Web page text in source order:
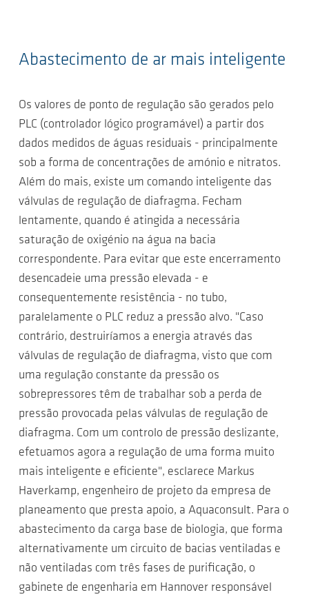
Abastecimento de ar mais inteligente
Os valores de ponto de regulação são gerados pelo
PLC (controlador lógico programável) a partir dos
dados medidos de águas residuais - principalmente
sob a forma de concentrações de amónio e nitratos.
Além do mais, existe um comando inteligente das
válvulas de regulação de diafragma. Fecham
lentamente, quando é atingida a necessária
saturação de oxigénio na água na bacia
correspondente. Para evitar que este encerramento
desencadeie uma pressão elevada - e
consequentemente resistência - no tubo,
paralelamente o PLC reduz a pressão alvo. "Caso
contrário, destruiríamos a energia através das
válvulas de regulação de diafragma, visto que com
uma regulação constante da pressão os
sobrepressores têm de trabalhar sob a perda de
pressão provocada pelas válvulas de regulação de
diafragma. Com um controlo de pressão deslizante,
efetuamos agora a regulação de uma forma muito
mais inteligente e eficiente", esclarece Markus
Haverkamp, engenheiro de projeto da empresa de
planeamento que presta apoio, a Aquaconsult. Para o
abastecimento da carga base de biologia, que forma
alternativamente um circuito de bacias ventiladas e
não ventiladas com três fases de purificação, o
gabinete de engenharia em Hannover responsável